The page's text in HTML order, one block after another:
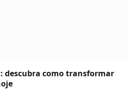
descubra como transformar